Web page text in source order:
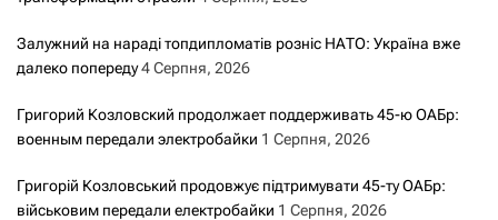
Залужний на нараді топдипломатів розніс НАТО: Україна вже
далеко попереду4 Серпня, 2026
Григорий Козловский продолжает поддерживать 45-ю ОАБр:
военным передали электробайки 1 Серпня, 2026
Григорій Козловський продовжує підтримувати 45-ту ОАБр:
військовим передали електробайки 1 Серпня, 2026